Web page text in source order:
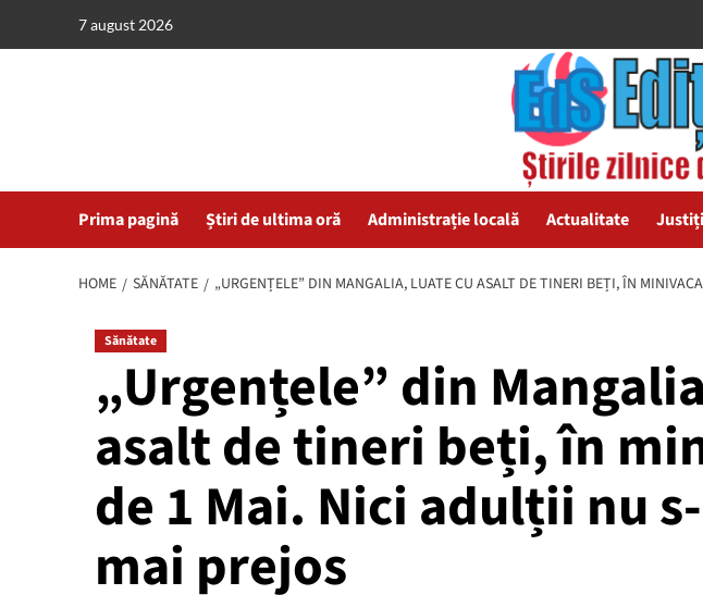
7 august 2026
Prima pagină Știri de ultima oră Administrație locală Actualitate
HOME SĂNĂTATE „URGENȚELE” DIN MANGALIA, LUATE CU ASALT DE TINERI BEȚI, ÎN
Sănătate
„Urgențele” din
asalt de tineri beți, în
de 1 Mai. Nici adulții nu
mai prejos